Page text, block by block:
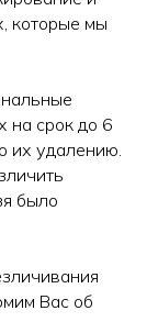
которые мы
на срок до 6
их удалению.
было
Вас об